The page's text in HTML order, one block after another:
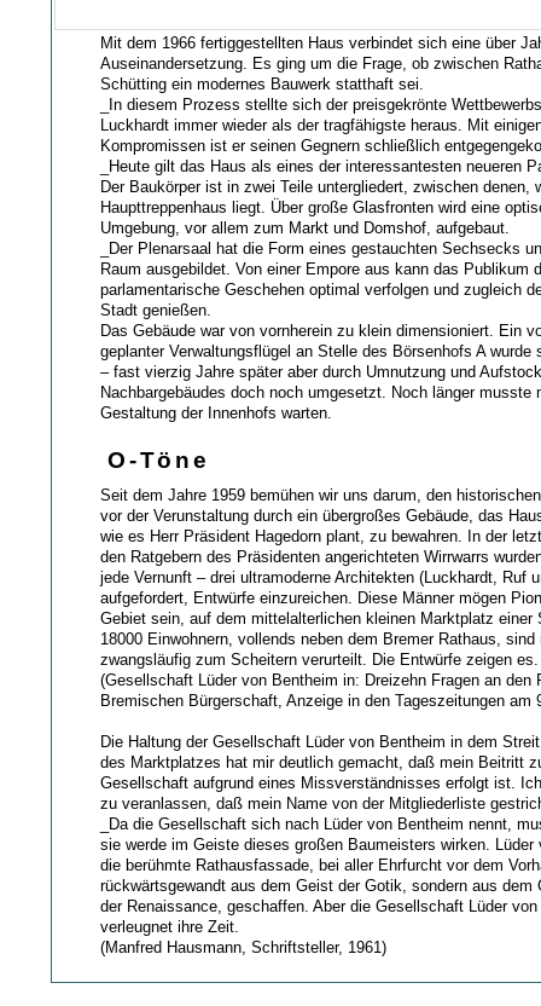
Mit dem 1966 fertiggestellten Haus verbindet sich eine über
Auseinandersetzung. Es ging um die Frage, ob zwischen
Schütting ein modernes Bauwerk statthaft sei.
_In diesem Prozess stellte sich der preisgekrönte
Luckhardt immer wieder als der tragfähigste heraus. Mit
Kompromissen ist er seinen Gegnern schließlich
_Heute gilt das Haus als eines der interessantesten neueren
Der Baukörper ist in zwei Teile untergliedert, zwischen denen,
Haupttreppenhaus liegt. Über große Glasfronten wird eine
Umgebung, vor allem zum Markt und Domshof, aufgebaut.
_Der Plenarsaal hat die Form eines gestauchten Sechsecks
Raum ausgebildet. Von einer Empore aus kann das Publikum
parlamentarische Geschehen optimal verfolgen und zugleich
Stadt genießen.
Das Gebäude war von vornherein zu klein dimensioniert. Ein
geplanter Verwaltungsflügel an Stelle des Börsenhofs A wurde
– fast vierzig Jahre später aber durch Umnutzung und
Nachbargebäudes doch noch umgesetzt. Noch länger musste
Gestaltung der Innenhofs warten.
O-Töne
Seit dem Jahre 1959 bemühen wir uns darum, den
vor der Verunstaltung durch ein übergroßes Gebäude, das
wie es Herr Präsident Hagedorn plant, zu bewahren. In der
den Ratgebern des Präsidenten angerichteten Wirrwarrs
jede Vernunft – drei ultramoderne Architekten (Luckhardt, Ruf
aufgefordert, Entwürfe einzureichen. Diese Männer mögen
Gebiet sein, auf dem mittelalterlichen kleinen Marktplatz einer
18000 Einwohnern, vollends neben dem Bremer Rathaus, sind
zwangsläufig zum Scheitern verurteilt. Die Entwürfe zeigen es.
(Gesellschaft Lüder von Bentheim in: Dreizehn Fragen an den
Bremischen Bürgerschaft, Anzeige in den Tageszeitungen am
Die Haltung der Gesellschaft Lüder von Bentheim in dem
des Marktplatzes hat mir deutlich gemacht, daß mein Beitritt
Gesellschaft aufgrund eines Missverständnisses erfolgt ist.
zu veranlassen, daß mein Name von der Mitgliederliste
_Da die Gesellschaft sich nach Lüder von Bentheim nennt,
sie werde im Geiste dieses großen Baumeisters wirken. Lüder
die berühmte Rathausfassade, bei aller Ehrfurcht vor dem
rückwärtsgewandt aus dem Geist der Gotik, sondern aus dem
der Renaissance, geschaffen. Aber die Gesellschaft Lüder
verleugnet ihre Zeit.
(Manfred Hausmann, Schriftsteller, 1961)